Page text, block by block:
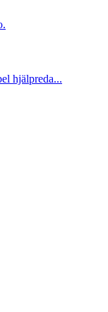
hjälpreda...